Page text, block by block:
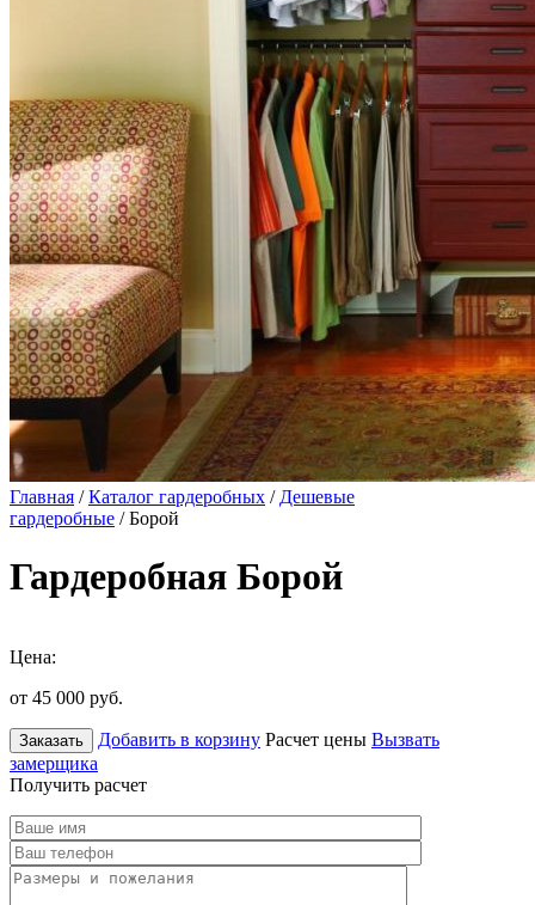
Главная /Каталог гардеробных / Дешевые
гардеробные / Борой
Гардеробная Борой
Цена:
от 45 000 руб.
Заказать Добавить в корзину Расчет цены Вызвать
замерщика
Получить расчет